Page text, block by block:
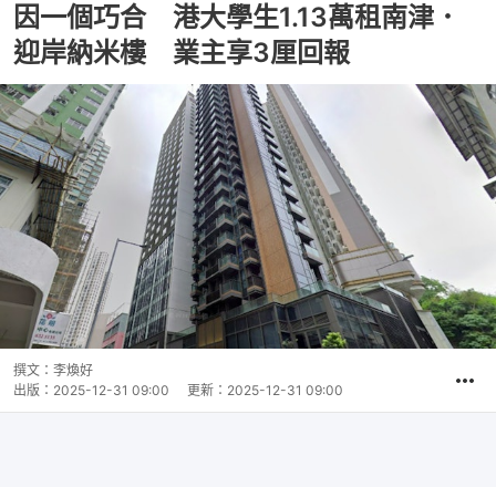
因一個巧合 港大學生1.13萬租南津．
迎岸納米樓 業主享3厘回報
撰文： 李煥好
出版： 2025-12-31 09:00 更新： 2025-12-31 09:00